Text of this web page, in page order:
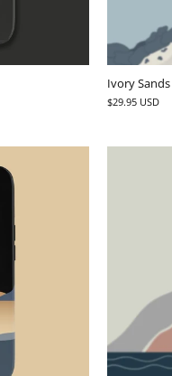
Ivory
$29.95 USD